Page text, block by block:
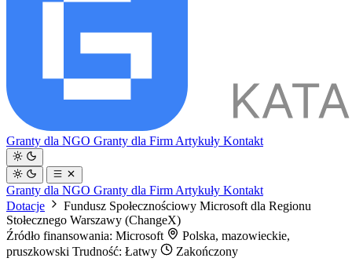
Granty dla NGO Granty dla Firm Artykuły Kontakt
Granty dla NGO Granty dla Firm Artykuły Kontakt
Dotacje
Fundusz Społecznościowy Microsoft dla Regionu
Stołecznego Warszawy (ChangeX)
Źródło finansowania: Microsoft
Polska, mazowieckie,
pruszkowski Trudność: Łatwy Zakończony